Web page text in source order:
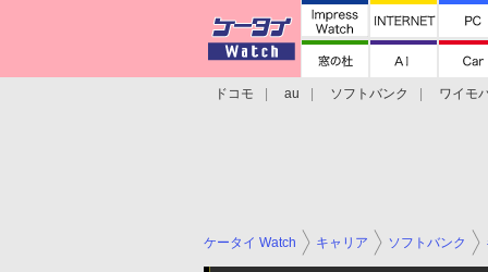
ドコモ au ソフトバンク
ワイモ
ケータイ Watch キャリア ソフトバンク